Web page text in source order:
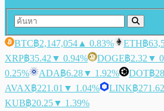
BTC฿2,147,054 ▲ 0.83% ETH฿
XRP฿35.42 ▼ 0.94% DOGE฿2.32 ▼
0.25%
ADA฿6.28▼ 1.92% DOT฿
AVAX฿221.01 ▼ 1.04% LINK฿271.62
KUB฿20.25▼ 1.39%